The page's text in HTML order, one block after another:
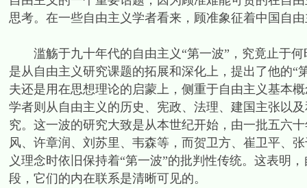
思考。在一些自由主义学者看来，顾准象征着中国自
滥觞于九十年代的自由主义“第一波”，究竟止于何
是从自由主义研究课题的拓展和深化上，提出了他的“
夫还是用在思想理论的启蒙上，侧重于自由主义基本
学者则从自由主义的历史、宪政、法理、建国主张以
究。这一波的研究大致是从本世纪开始，由一批五六
风、许章润、刘苏里、韦森等，而贺卫方、崔卫平、
义理念时依旧保持着“第一波”的批判性传统。这表明
段，它们的内在联系是清晰可见的。